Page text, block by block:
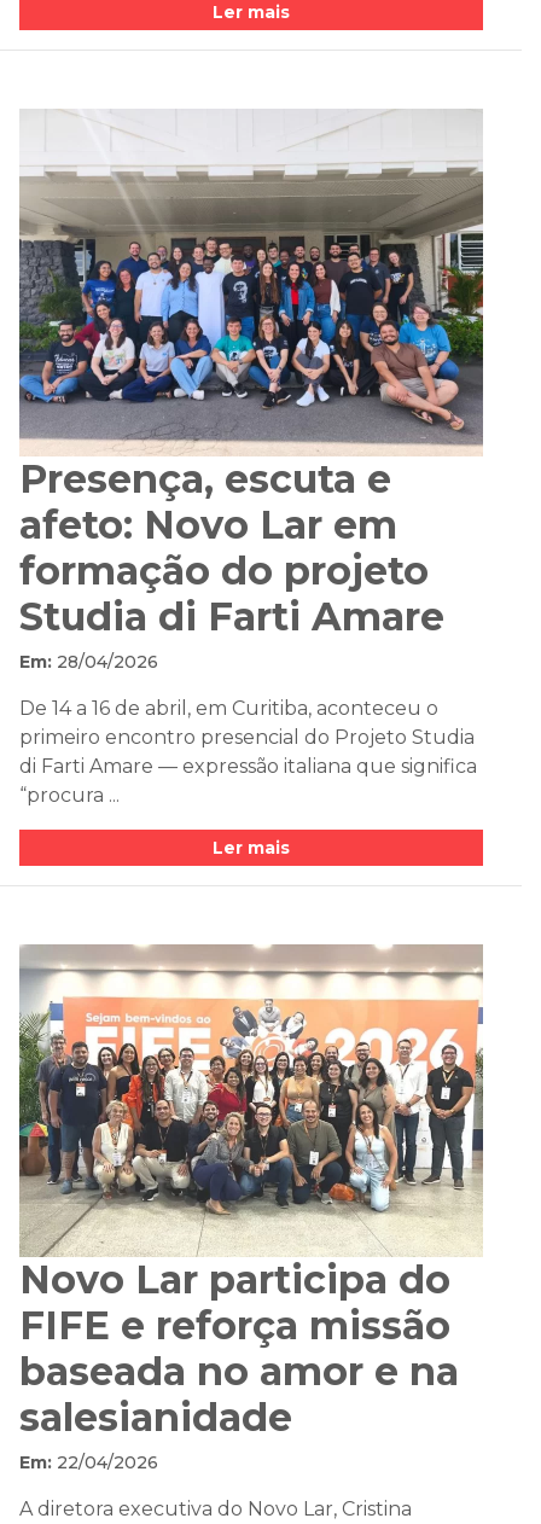
Ler mais
Presença, escuta e
afeto: Novo Lar em
formação do projeto
Studia di Farti Amare
Em: 28/04/2026
De 14 a 16 de abril, em Curitiba, aconteceu o
primeiro encontro presencial do Projeto Studia
di Farti Amare — expressão italiana que significa
“procura ...
Ler mais
Novo Lar participa do
FIFE e reforça missão
baseada no amor e na
salesianidade
Em: 22/04/2026
A diretora executiva do Novo Lar, Cristina